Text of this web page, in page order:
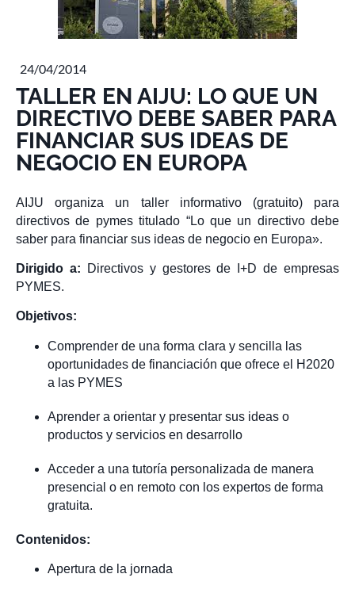
24/04/2014
TALLER EN AIJU: LO QUE UN
DIRECTIVO DEBE SABER PARA
FINANCIAR SUS IDEAS DE
NEGOCIO EN EUROPA
AIJU organiza un taller informativo (gratuito) para
directivos de pymes titulado “Lo que un directivo debe
saber para financiar sus ideas de negocio en Europa».
Dirigido a: Directivos y gestores de I+D de empresas
PYMES.
Objetivos:
Comprender de una forma clara y sencilla las
oportunidades de financiación que ofrece el H2020
a las PYMES
Aprender a orientar y presentar sus ideas o
productos y servicios en desarrollo
Acceder a una tutoría personalizada de manera
presencial o en remoto con los expertos de forma
gratuita.
Contenidos:
Apertura de la jornada